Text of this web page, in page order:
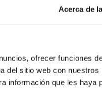
Acerca de
ofrecer funciones
del sitio web con nuestros
información que les haya